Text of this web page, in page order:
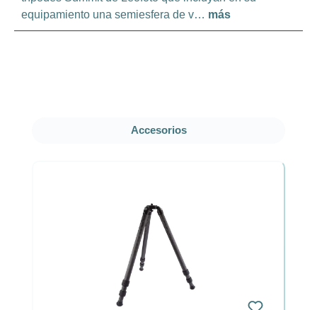
equipamiento una semiesfera de v… más
Omitir la galería de productos
Accesorios